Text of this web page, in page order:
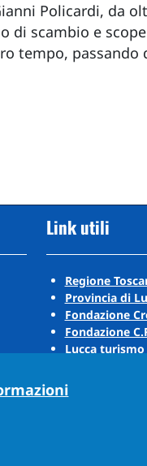
Policardi, da
di scambio e
tempo, passando
Link utili
Regione
Provincia di
Fondazione
Fondazione
Lucca turismo
Puccini Lands